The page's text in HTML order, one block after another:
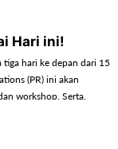
Hari ini!
tiga hari ke depan dari 15
(PR) ini akan
workshop. Serta,